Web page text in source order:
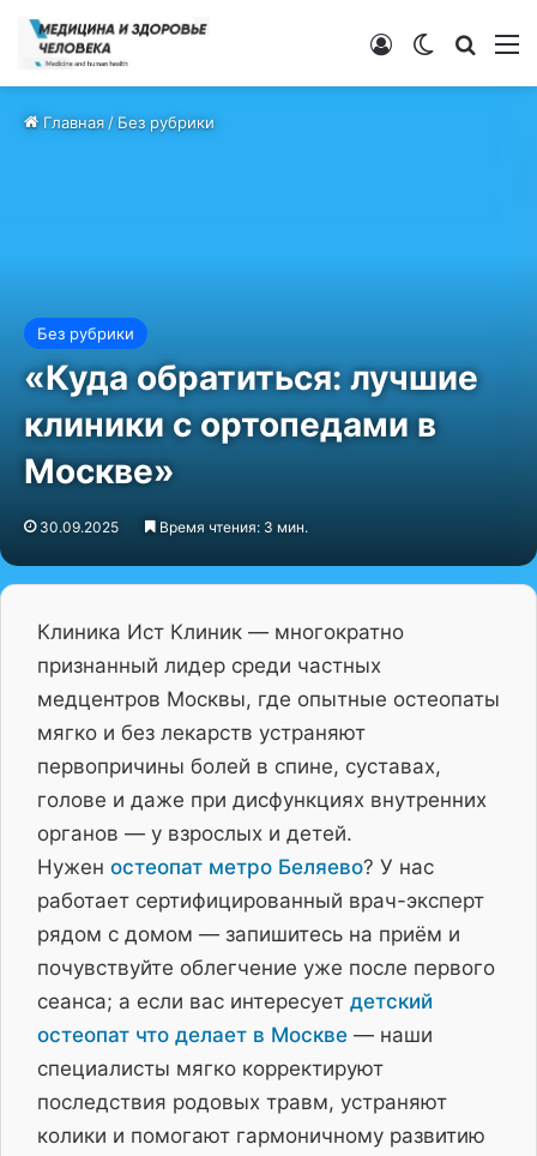
Switch skin
Войти
Главная/Без рубрики
Без рубрики
«Куда обратиться: лучшие
клиники с ортопедами в
Москве»
30.09.2025 Время чтения: 3 мин.
Клиника Ист Клиник — многократно
признанный лидер среди частных
медцентров Москвы, где опытные остеопаты
мягко и без лекарств устраняют
первопричины болей в спине, суставах,
голове и даже при дисфункциях внутренних
органов — у взрослых и детей.
Нужен остеопат метро Беляево? У нас
работает сертифицированный врач-эксперт
рядом с домом — запишитесь на приём и
почувствуйте облегчение уже после первого
сеанса; а если вас интересует детский
остеопат что делает в Москве — наши
специалисты мягко корректируют
последствия родовых травм, устраняют
колики и помогают гармоничному развитию